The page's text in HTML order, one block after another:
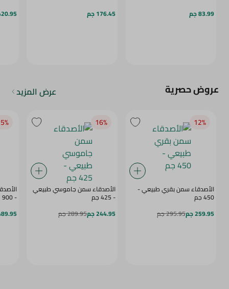
83.99 جم 176.45 جم 420.95
عروض حصرية عرض المزيد
12‎%‎
الأصدقاء سمن بقري طبيعي -
450 جم
259.95 جم
295.95 جم
16‎%‎
الأصدقاء سمن جاموسي طبيعي
- 425 جم
244.95 جم
289.95 جم
- 900 جم
489.95